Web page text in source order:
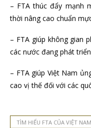
– FTA thúc đẩy mạnh
thời nâng cao chuẩn
– FTA giúp không gian
các nước đang phát
– FTA giúp Việt Nam
cao vị thế đối với các
TÌM HIỂU FTA CỦA VIỆT NAM